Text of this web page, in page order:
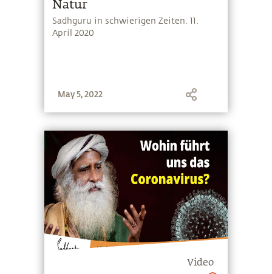
Natur
Sadhguru in schwierigen Zeiten. 11.
April 2020
May 5, 2022
Video